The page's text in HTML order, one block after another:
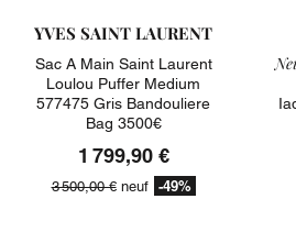
YVES SAINT LAURENT
Sac A Main Saint Laurent
Loulou Puffer Medium
577475 Gris Bandouliere
Bag 3500€
1 799,90 €
3 500,00 €neuf -49%